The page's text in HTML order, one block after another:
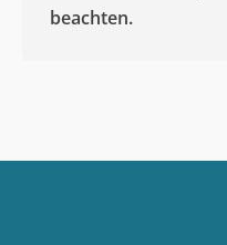
beachten.